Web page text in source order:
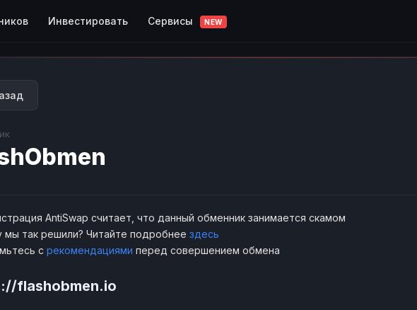
Инвестировать Сервисы NEW
AntiSwap считает, что данный обменник занимается скамом
мы так решили? Читайте подробнее здесь
с рекомендациями перед совершением обмена
flashobmen.io